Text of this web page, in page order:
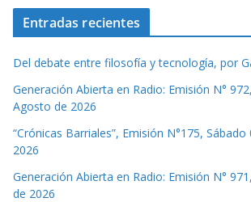
Entradas recientes
Del debate entre filosofía y tecnología, por
Generación Abierta en Radio: Emisión N°
Agosto de 2026
“Crónicas Barriales”, Emisión N°175,
2026
Generación Abierta en Radio: Emisión N°
de 2026